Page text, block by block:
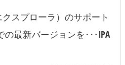
スプローラ）のサポート
の最新バージョンを･･･IPA